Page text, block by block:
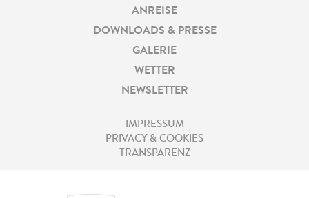
ANREISE
DOWNLOADS & PRESSE
GALERIE
WETTER
NEWSLETTER
IMPRESSUM
PRIVACY & COOKIES
TRANSPARENZ